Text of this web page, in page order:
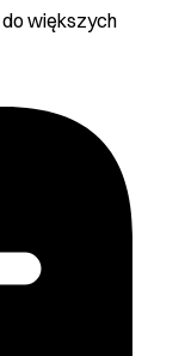
większych